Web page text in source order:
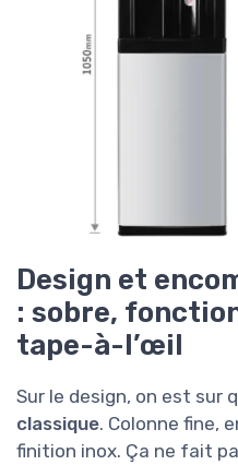
Design et
: sobre,
tape-à-l’œil
Sur le design, on est sur
classique. Colonne fine,
finition inox. Ça ne fait